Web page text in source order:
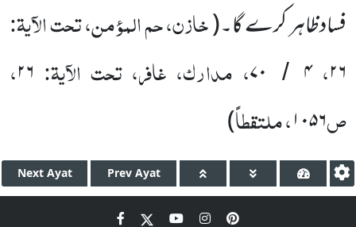
فسادظاہر کرے گا۔(خازن، حم المؤمن، تحت الآیۃ:
۲۶،۴ / ۷۰، مدارک، غافر، تحت الآیۃ: ۲۶،
ص۱۰۵۶، ملتقطاً)
Next Ayat Prev Ayat